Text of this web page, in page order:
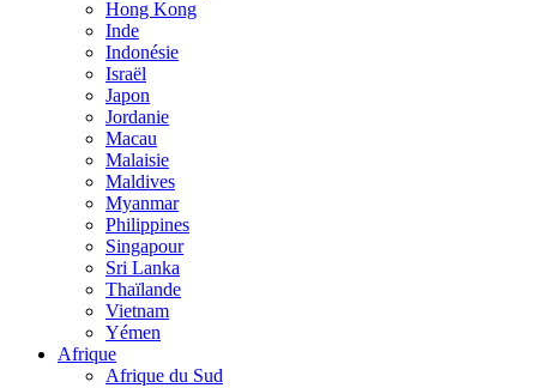
Hong Kong
Inde
Indonésie
Israël
Japon
Jordanie
Macau
Malaisie
Maldives
Myanmar
Philippines
Singapour
Sri Lanka
Thaïlande
Vietnam
Yémen
Afrique
Afrique du Sud